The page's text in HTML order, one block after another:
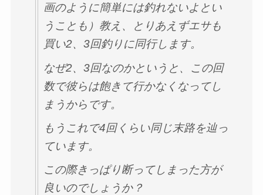
画のように簡単には釣れないよとい
うことも）教え、とりあえずエサも
買い2、3回釣りに同行します。
なぜ2、3回なのかというと、この回
数で彼らは飽きて行かなくなってし
まうからです。
もうこれで4回くらい同じ末路を辿っ
ています。
この際きっぱり断ってしまった方が
良いのでしょうか？